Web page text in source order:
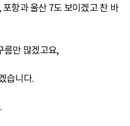
항과 울산 7도 보이겠고 찬 바
름만 많겠고요,
습니다.